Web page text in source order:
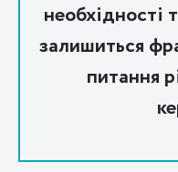
необхідності
залишиться
питання